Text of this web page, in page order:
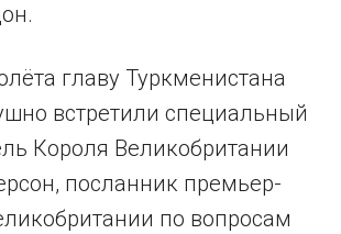
главу Туркменистана
встретили специальный
Короля Великобритании
посланник премьер-
по вопросам